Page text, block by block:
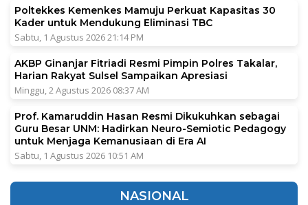
Poltekkes Kemenkes Mamuju Perkuat Kapasitas 30
Kader untuk Mendukung Eliminasi TBC
Sabtu, 1 Agustus 2026 21:14 PM
AKBP Ginanjar Fitriadi Resmi Pimpin Polres Takalar,
Harian Rakyat Sulsel Sampaikan Apresiasi
Minggu, 2 Agustus 2026 08:37 AM
Prof. Kamaruddin Hasan Resmi Dikukuhkan sebagai
Guru Besar UNM: Hadirkan Neuro-Semiotic Pedagogy
untuk Menjaga Kemanusiaan di Era AI
Sabtu, 1 Agustus 2026 10:51 AM
NASIONAL